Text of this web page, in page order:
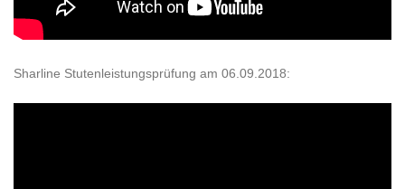
Sharline Stutenleistungsprüfung am 06.09.2018: